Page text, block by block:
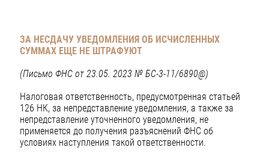
ЗА НЕСДАЧУ УВЕДОМЛЕНИЯ ОБ ИСЧИСЛЕННЫХ
СУММАХ ЕЩЕ НЕ ШТРАФУЮТ
(Письмо ФНС от 23.05. 2023 № БС-3-11/6890@)
Налоговая ответственность, предусмотренная статьей
126 НК, за непредставление уведомления, а также за
непредставление уточненного уведомления, не
применяется до получения разъяснений ФНС об
условиях наступления такой ответственности.